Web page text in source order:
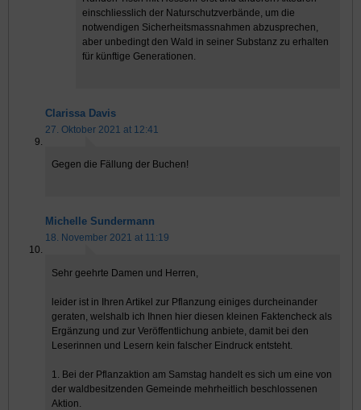
einschliesslich der Naturschutzverbände, um die
notwendigen Sicherheitsmassnahmen abzusprechen,
aber unbedingt den Wald in seiner Substanz zu erhalten
für künftige Generationen.
Clarissa Davis
27. Oktober 2021 at 12:41
Gegen die Fällung der Buchen!
Michelle Sundermann
18. November 2021 at 11:19
Sehr geehrte Damen und Herren,
leider ist in Ihren Artikel zur Pflanzung einiges durcheinander
geraten, welshalb ich Ihnen hier diesen kleinen Faktencheck als
Ergänzung und zur Veröffentlichung anbiete, damit bei den
Leserinnen und Lesern kein falscher Eindruck entsteht.
1. Bei der Pflanzaktion am Samstag handelt es sich um eine von
der waldbesitzenden Gemeinde mehrheitlich beschlossenen
Aktion.